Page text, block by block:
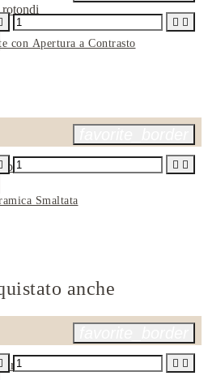
con Apertura a Contrasto
 
Smaltata
 
anche
 